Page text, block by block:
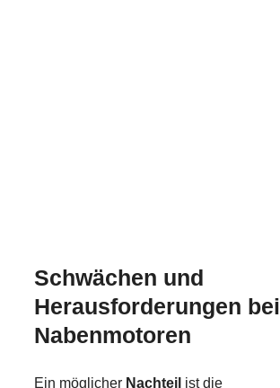
Schwächen und
Herausforderungen bei
Nabenmotoren
Ein möglicher Nachteil ist die